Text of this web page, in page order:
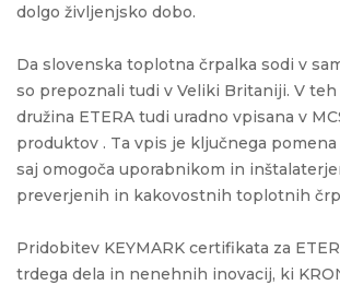
dolgo življenjsko dobo.
Da slovenska toplotna črpalka sodi v
so prepoznali tudi v Veliki Britaniji. V
družina ETERA tudi uradno vpisana v
produktov . Ta vpis je ključnega
saj omogoča uporabnikom in
preverjenih in kakovostnih toplotnih
Pridobitev KEYMARK certifikata za
trdega dela in nenehnih inovacij, ki